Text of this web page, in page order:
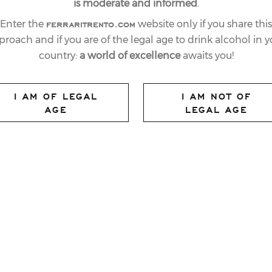
is moderate and informed .
Enter the ferraritrento.com website only if you share this
and if you are of the legal age to drink alcohol in
country: a world of excellenceawaits you!
I AM OF LEGAL
AGE
I AM NOT OF
LEGAL AGE